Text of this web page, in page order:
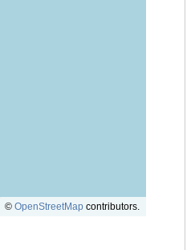
© OpenStreetMap contributors.